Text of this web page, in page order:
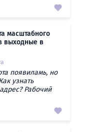
масштабного
выходные в
появиламь, но
узнать
Рабочий